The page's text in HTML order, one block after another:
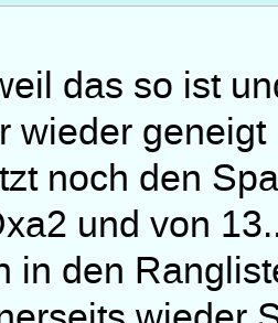
das so ist
wieder
noch den
und von
in den